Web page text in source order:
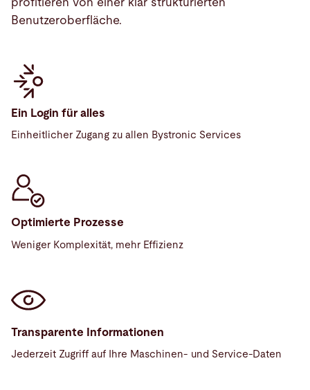
Benutzeroberfläche.
Ein Login für alles
Einheitlicher Zugang zu allen Bystronic Services
Optimierte Prozesse
Weniger Komplexität, mehr Effizienz
Transparente Informationen
Jederzeit Zugriff auf Ihre Maschinen- und Service-Daten